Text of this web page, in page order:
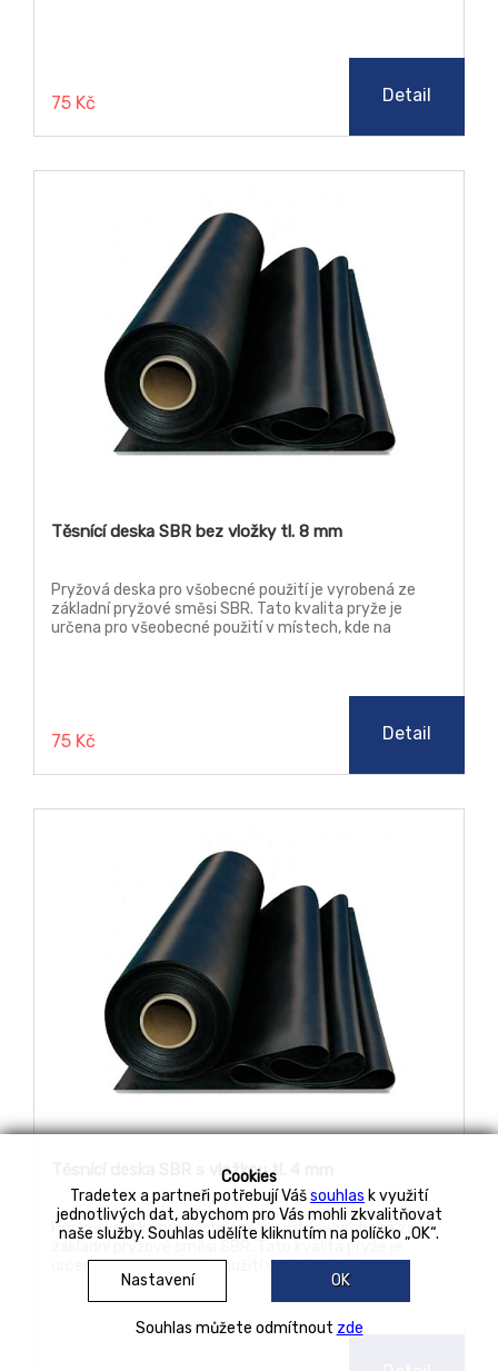
Cookies
Tradetex a partneři potřebují Vášsouhlas k využití
jednotlivých dat, abychom pro Vás mohli zkvalitňovat
naše služby. Souhlas udělíte kliknutím na políčko „OK“.
Nastavení OK
Souhlas můžete odmítnout zde
75 Kč Detail
Těsnící deska SBR bez vložky tl. 8 mm
Pryžová deska pro všobecné použití je vyrobená ze
základní pryžové směsi SBR. Tato kvalita pryže je
určena pro všeobecné použití v místech, kde na
75 Kč Detail
Těsnící deska SBR s vložkou tl. 4 mm
Pryžová deska pro všobecné použití je vyrobená ze
základní pryžové směsi SBR. Tato kvalita pryže je
určena pro všeobecné použití v místech, kde na
materiál nejsou kladeny žádné zvýšené nároky, jako je
teplota, chemická odolnost a stárnutí.